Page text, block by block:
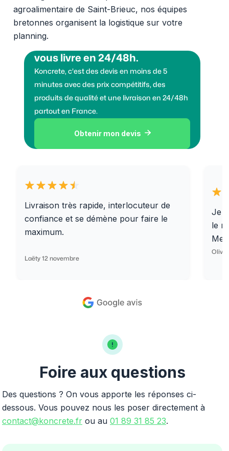
agroalimentaire de Saint-Brieuc, nos équipes
bretonnes organisent la logistique sur votre
planning.
vous livre en 24/48h.
Koncrete, c'est des devis en moins de 5
minutes avec des prix compétitifs, des
produits de qualité et une livraison en 24/48h
partout en France.
Obtenir mon devis 
Livraison très rapide, interlocuteur de
confiance et se démène pour faire le
maximum.
Laëty 12 novembre
Je
le
Foire aux questions
Des questions ? On vous apporte les réponses ci-
dessous. Vous pouvez nous les poser directement à
contact@koncrete.fr ou au 01 89 31 85 23.